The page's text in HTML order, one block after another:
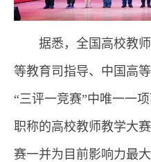
据悉，全国高校教
等教育司指导、中国高
“三评一竞赛”中唯一一
职称的高校教师教学大
赛一并为目前影响力最